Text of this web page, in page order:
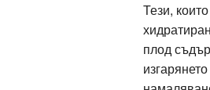
Тези,
плод